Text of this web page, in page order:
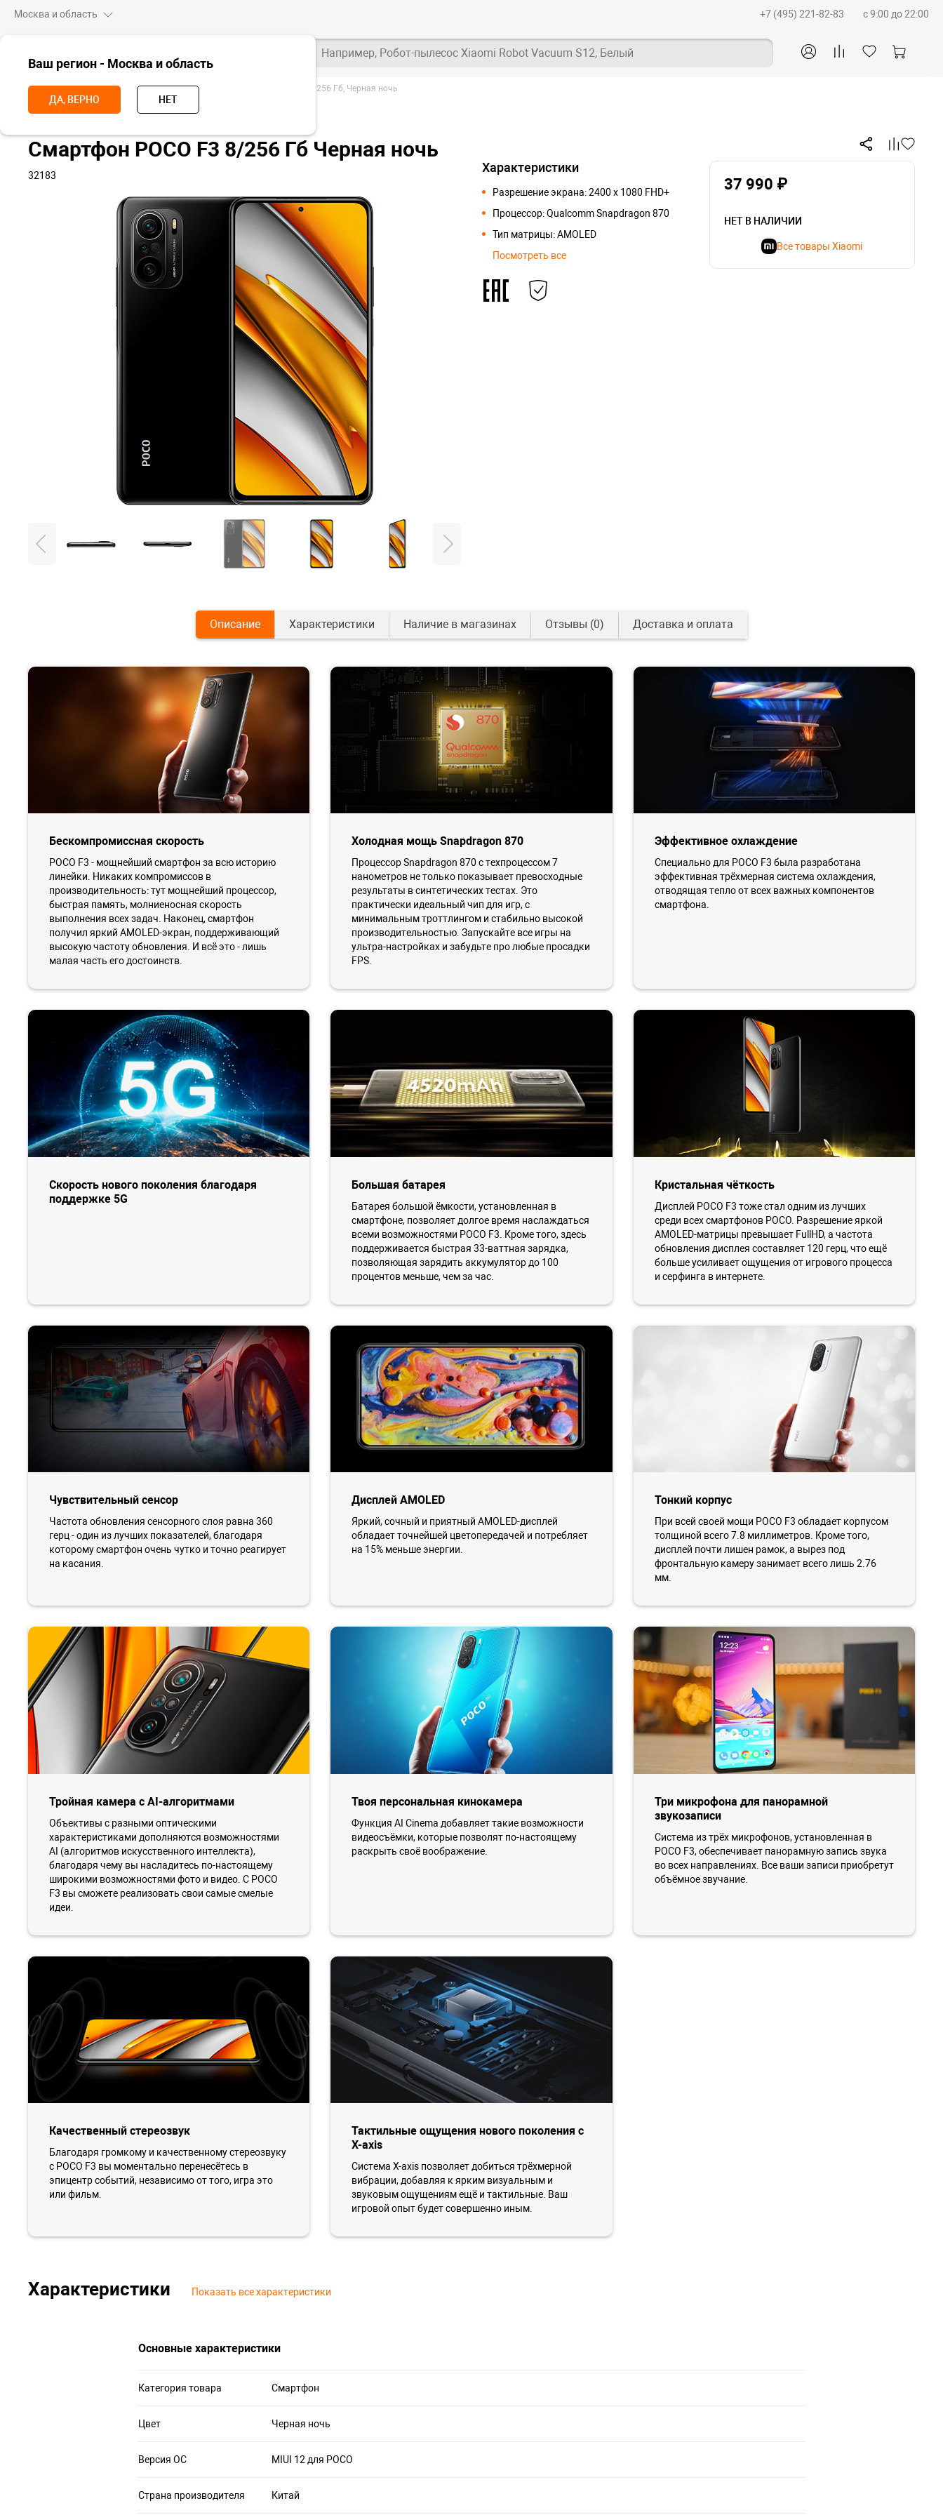
Москва и область
Ваш регион - Москва и область
ДА, ВЕРНО НЕТ
+7 (495) 221-82-83 c 9:00 до 22:00
Например, Робот-пылесос Xiaomi Robot Vacuum S12, Белый
Главная Смартфоны POCO POCO F3 Смартфон POCO F3 8+256 Гб, Черная ночь
Смартфон POCO F3 8/256 Гб Черная ночь
32183
Характеристики
Разрешение экрана: 2400 x 1080 FHD+
Процессор: Qualcomm Snapdragon 870
Тип матрицы: AMOLED
Посмотреть все
37 990 ₽
НЕТ В НАЛИЧИИ
Все товары Xiaomi
Описание Характеристики Наличие в магазинах Отзывы (0) Доставка и оплата
Бескомпромиссная скорость
POCO F3 - мощнейший смартфон за всю историю
линейки. Никаких компромиссов в
производительность: тут мощнейший процессор,
быстрая память, молниеносная скорость
выполнения всех задач. Наконец, смартфон
получил яркий AMOLED-экран, поддерживающий
высокую частоту обновления. И всё это - лишь
малая часть его достоинств.
Холодная мощь Snapdragon 870
Процессор Snapdragon 870 с техпроцессом 7
нанометров не только показывает превосходные
результаты в синтетических тестах. Это
практически идеальный чип для игр, с
минимальным троттлингом и стабильно высокой
производительностью. Запускайте все игры на
ультра-настройках и забудьте про любые просадки
FPS.
Эффективное охлаждение
Специально для POCO F3 была разработана
эффективная трёхмерная система охлаждения,
отводящая тепло от всех важных компонентов
смартфона.
Скорость нового поколения благодаря
поддержке 5G
Большая батарея
Батарея большой ёмкости, установленная в
смартфоне, позволяет долгое время наслаждаться
всеми возможностями POCO F3. Кроме того, здесь
поддерживается быстрая 33-ваттная зарядка,
позволяющая зарядить аккумулятор до 100
процентов меньше, чем за час.
Кристальная чёткость
Дисплей POCO F3 тоже стал одним из лучших
среди всех смартфонов POCO. Разрешение яркой
AMOLED-матрицы превышает FullHD, а частота
обновления дисплея составляет 120 герц, что ещё
больше усиливает ощущения от игрового процесса
и серфинга в интернете.
Чувствительный сенсор
Частота обновления сенсорного слоя равна 360
герц - один из лучших показателей, благодаря
которому смартфон очень чутко и точно реагирует
на касания.
Дисплей AMOLED
Яркий, сочный и приятный AMOLED-дисплей
обладает точнейшей цветопередачей и потребляет
на 15% меньше энергии.
Тонкий корпус
При всей своей мощи POCO F3 обладает корпусом
толщиной всего 7.8 миллиметров. Кроме того,
дисплей почти лишен рамок, а вырез под
фронтальную камеру занимает всего лишь 2.76
мм.
Тройная камера с AI-алгоритмами
Объективы с разными оптическими
характеристиками дополняются возможностями
AI (алгоритмов искусственного интеллекта),
благодаря чему вы насладитесь по-настоящему
широкими возможностями фото и видео. C POCO
F3 вы сможете реализовать свои самые смелые
идеи.
Твоя персональная кинокамера
Функция AI Cinema добавляет такие возможности
видеосъёмки, которые позволят по-настоящему
раскрыть своё воображение.
Три микрофона для панорамной
звукозаписи
Система из трёх микрофонов, установленная в
POCO F3, обеспечивает панорамную запись звука
во всех направлениях. Все ваши записи приобретут
объёмное звучание.
Качественный стереозвук
Благодаря громкому и качественному стереозвуку
c POCO F3 вы моментально перенесётесь в
эпицентр событий, независимо от того, игра это
или фильм.
Тактильные ощущения нового поколения с
X-axis
Система X-axis позволяет добиться трёхмерной
вибрации, добавляя к ярким визуальным и
звуковым ощущениям ещё и тактильные. Ваш
игровой опыт будет совершенно иным.
Характеристики Показать все характеристики
Основные характеристики
Категория товара Смартфон
Цвет Черная ночь
Версия ОС MIUI 12 для POCO
Страна производителя Китай